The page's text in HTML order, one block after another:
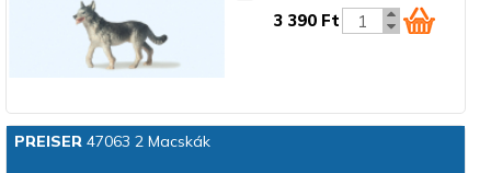
3 390 Ft
PREISER47063 2 Macskák